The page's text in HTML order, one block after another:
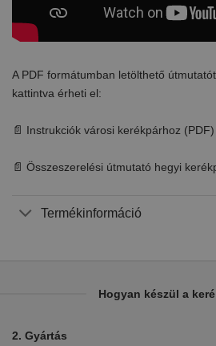
A PDF formátumban letölthető
kattintva érheti el:
📄 Instrukciók városi kerékpárhoz (PDF)
📄 Összeszerelési útmutató hegyi
Termékinformáció
Hogyan készül a
2. Gyártás